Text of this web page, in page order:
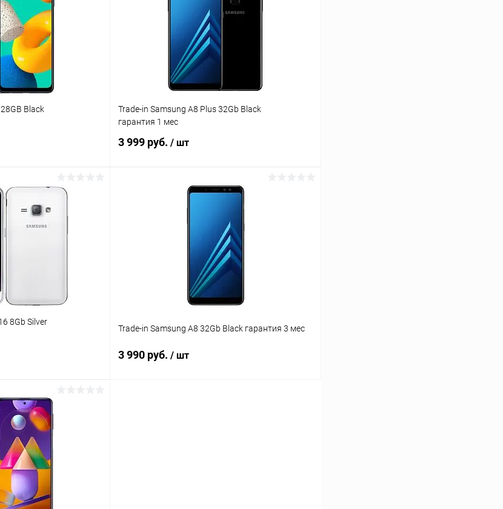
Black
К сравнению
Trade-in Samsung A8 Plus 32Gb Black
гарантия 1 мес
3 999 руб. / шт
В корзину
К сравнению
Под заказ
8Gb Silver
К сравнению
Под заказ
Trade-in Samsung A8 32Gb Black гарантия 3 мес
3 990 руб. / шт